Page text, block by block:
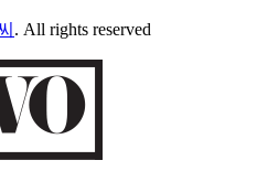
. All rights reserved